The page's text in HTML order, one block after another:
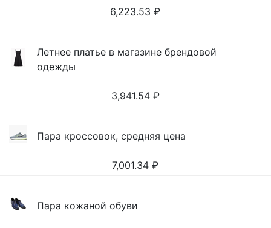
6,223.53 ₽
Летнее платье в магазине брендовой
одежды
3,941.54 ₽
Пара кроссовок, средняя цена
7,001.34 ₽
Пара кожаной обуви